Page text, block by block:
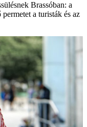
Brassóban: a
a turisták és az